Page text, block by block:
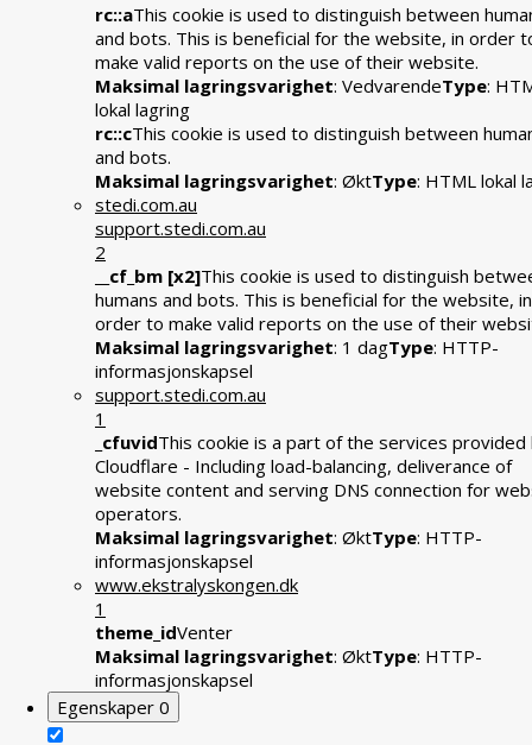
rc::aThis cookie is used to distinguish between
and bots. This is beneficial for the website, in order
make valid reports on the use of their website.
Maksimal lagringsvarighet: VedvarendeType:
lokal lagring
rc::cThis cookie is used to distinguish between
and bots.
Maksimal lagringsvarighet: ØktType: HTML lokal
stedi.com.au
support.stedi.com.au
2
__cf_bm [x2]This cookie is used to distinguish
humans and bots. This is beneficial for the website, in
order to make valid reports on the use of their
Maksimal lagringsvarighet: 1 dagType: HTTP-
informasjonskapsel
support.stedi.com.au
1
_cfuvidThis cookie is a part of the services provided
Cloudflare - Including load-balancing, deliverance of
website content and serving DNS connection for
operators.
Maksimal lagringsvarighet: ØktType: HTTP-
informasjonskapsel
www.ekstralyskongen.dk
1
theme_idVenter
Maksimal lagringsvarighet: ØktType: HTTP-
informasjonskapsel
Egenskaper 0